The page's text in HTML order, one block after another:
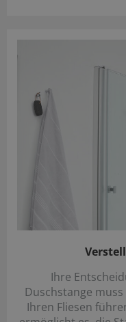
Ihre
Duschstange
Ihren Fliesen